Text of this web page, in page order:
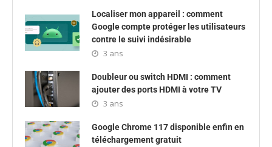
Localiser mon appareil : comment
Google compte protéger les utilisateurs
contre le suivi indésirable
3 ans
Doubleur ou switch HDMI : comment
ajouter des ports HDMI à votre TV
3 ans
Google Chrome 117 disponible enfin en
téléchargement gratuit